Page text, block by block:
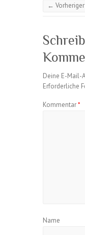
← Vorheriger
Deine E-Mail-
Erforderliche
Kommentar*
Name